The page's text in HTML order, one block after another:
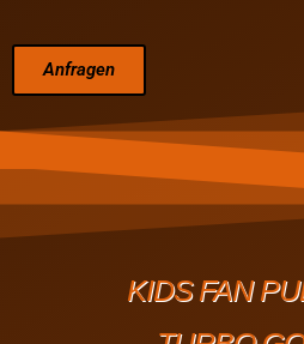
Anfragen
KIDS FAN